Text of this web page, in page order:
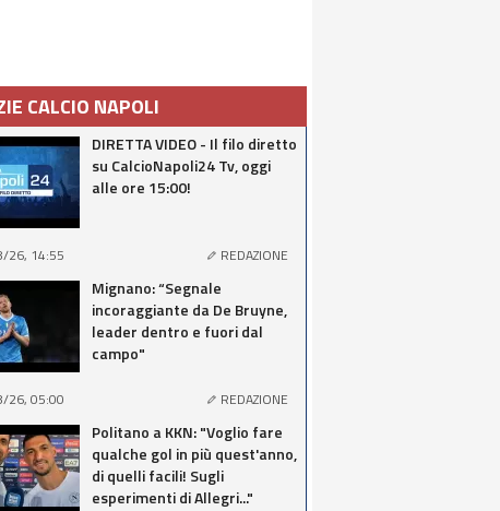
CALCIO NAPOLI
DIRETTA VIDEO - Il filo diretto
su CalcioNapoli24 Tv, oggi
alle ore 15:00!
26, 14:55 REDAZIONE
Mignano: “Segnale
incoraggiante da De Bruyne,
leader dentro e fuori dal
campo"
26, 05:00 REDAZIONE
Politano a KKN: "Voglio fare
qualche gol in più quest'anno,
di quelli facili! Sugli
esperimenti di Allegri..."